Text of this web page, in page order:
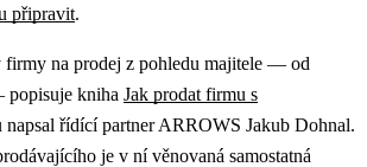
připravit.
firmy na prodej z pohledu majitele — od
popisuje kniha Jak prodat firmu s
napsal řídící partner ARROWS Jakub Dohnal.
je v ní věnovaná samostatná